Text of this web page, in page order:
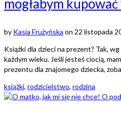
mogłabym kupować
by Kasia Frużyńska on 22 listopada
Książki dla dzieci na prezent? Tak,
każdym wieku. Jeśli jesteś ciocią,
prezentu dla znajomego dziecka,
książki, rodzicielstwo, rodzina